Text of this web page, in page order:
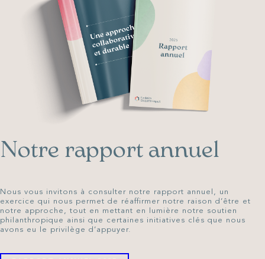
Notre rapport annuel
Nous vous invitons à consulter notre rapport annuel, un
exercice qui nous permet de réaffirmer notre raison d’être et
notre approche, tout en mettant en lumière notre soutien
philanthropique ainsi que certaines initiatives clés que nous
avons eu le privilège d’appuyer.